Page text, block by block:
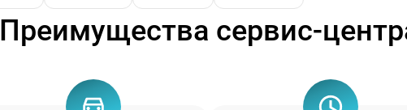
Преимущества сервис-